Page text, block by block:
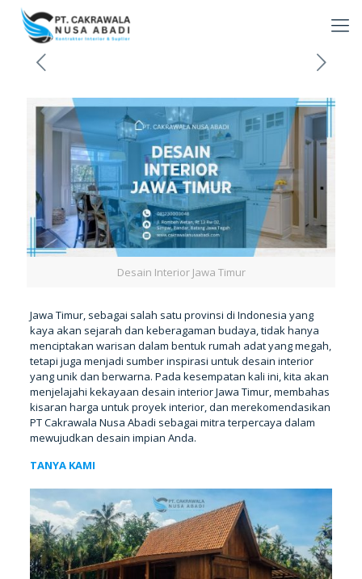
Desain Interior Jawa Timur
Jawa Timur, sebagai salah satu provinsi di Indonesia yang
kaya akan sejarah dan keberagaman budaya, tidak hanya
menciptakan warisan dalam bentuk rumah adat yang megah,
tetapi juga menjadi sumber inspirasi untuk desain interior
yang unik dan berwarna. Pada kesempatan kali ini, kita akan
menjelajahi kekayaan desain interior Jawa Timur, membahas
kisaran harga untuk proyek interior, dan merekomendasikan
PT Cakrawala Nusa Abadi sebagai mitra terpercaya dalam
mewujudkan desain impian Anda.
TANYA KAMI